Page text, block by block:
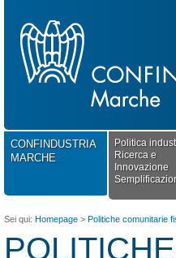
CONFINDUSTRIA
MARCHE
Politica
Ricerca e
Innovazione
Sei qui: Homepage > Politiche comunitarie